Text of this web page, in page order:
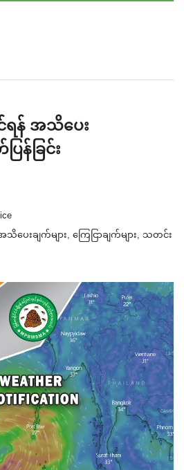
ရန် အသိပေး
န်ခြင်း
သိပေးချက်များ, ကြေငြာချက်များ, သတင်း